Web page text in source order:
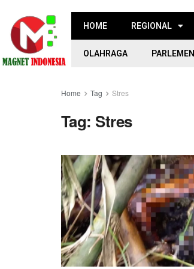
HOME REGIONAL
OLAHRAGA PARLEMEN
Home Tag Stres
Tag: Stres